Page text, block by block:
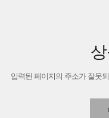
입력된 페이지의 주소가 잘못